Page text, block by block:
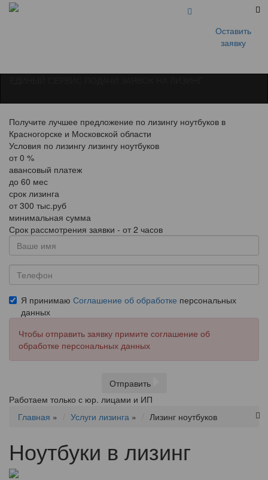
Оставить
заявку
Получите лучшее предложение по лизингу ноутбуков в
Красногорске и Московской области
Условия по лизингу лизингу ноутбуков
от 0 %
авансовый платеж
до 60 мес
срок лизинга
от 300 тыс.руб
минимальная сумма
Срок рассмотрения заявки - от 2 часов
Я принимаю Соглашение об обработке персональных
данных
Чтобы отправить заявку примите соглашение об
обработке персональных данных
Отправить
Работаем только с юр. лицами и ИП
Главная » Услуги лизинга » Лизинг ноутбуков
Ноутбуки в лизинг